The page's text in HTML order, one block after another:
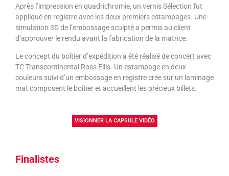
Après l’impression en quadrichromie, un vernis Sélection fut
appliqué en registre avec les deux premiers estampages. Une
simulation 3D de l’embossage sculpté a permis au client
d’approuver le rendu avant la fabrication de la matrice.
Le concept du boîtier d’expédition a été réalisé de concert avec
TC Transcontinental Ross Ellis. Un estampage en deux
couleurs suivi d’un embossage en registre crée sur un laminage
mat composent le boîtier et accueillent les précieux billets.
VISIONNER LA CAPSULE VIDÉO
Finalistes